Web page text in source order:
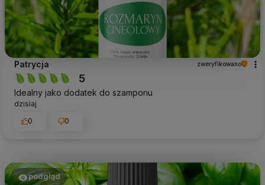
Patrycja zweryfikowano
5
Idealny jako dodatek do szamponu
dzisiaj
0
0
podgląd